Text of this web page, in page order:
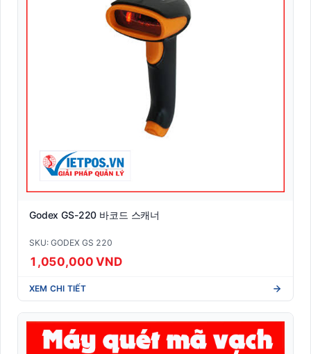
Godex GS-220 바코드 스캐너
SKU: GODEX GS 220
1,050,000 VND
XEM CHI TIẾT